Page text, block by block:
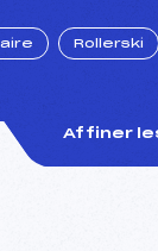
Rollerski
Affiner